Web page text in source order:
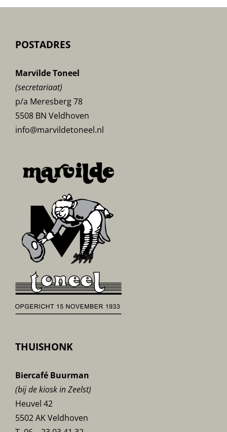
POSTADRES
Marvilde Toneel
(secretariaat)
p/a Meresberg 78
5508 BN Veldhoven
info@marvildetoneel.nl
THUISHONK
Biercafé Buurman
(bij de kiosk in Zeelst)
Heuvel 42
5502 AK Veldhoven